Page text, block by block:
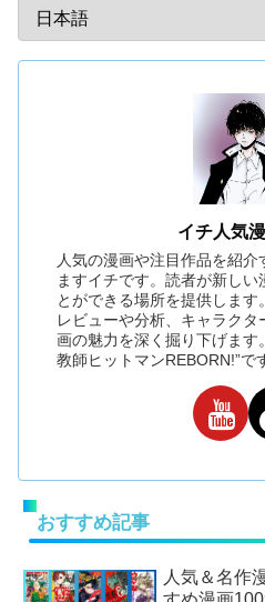
イチ人気
人気の漫画や注目作品を紹
ますイチです。読者が新しい
とができる場所を提供しま
レビューや分析、キャラク
画の魅力を深く掘り下げます
教師ヒットマンREBORN!”で
おすすめ記事
人気＆名作